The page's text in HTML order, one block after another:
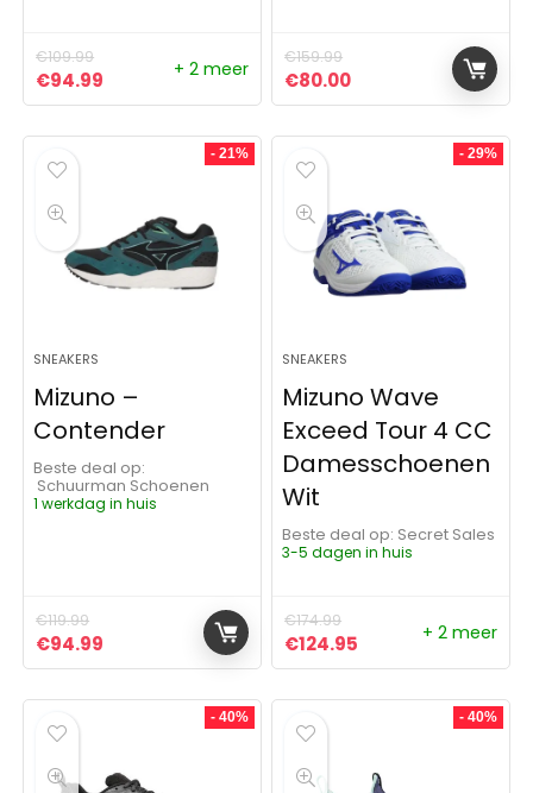
€109.99
Oorspronkelijke prijs was: €109.99.
€94.99 Huidige prijs is: €94.99.
+ 2 meer
€159.99
Oorspronkelijke prijs was:
€80.00Huidige prijs is:
- 21%
SNEAKERS
Mizuno –
Contender
Beste deal op:
Schuurman Schoenen
1 werkdag in huis
€119.99
Oorspronkelijke prijs was: €119.99.
€94.99 Huidige prijs is: €94.99.
- 29%
SNEAKERS
Mizuno Wave
Exceed Tour 4 CC
Damesschoenen
Wit
Beste deal op:
Secret Sales
3-5 dagen in huis
€174.99
Oorspronkelijke prijs was:
€124.95 Huidige prijs is:
+ 2 meer
- 40% - 40%